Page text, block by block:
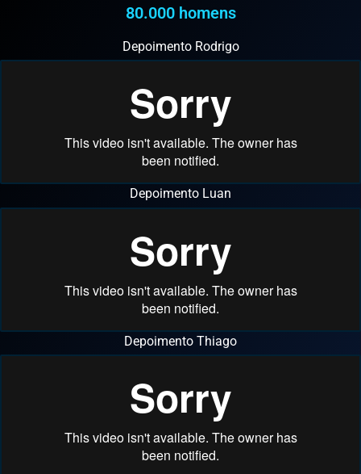
80.000 homens
Depoimento Rodrigo
Depoimento Luan
Depoimento Thiago